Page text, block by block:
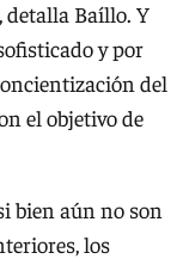
detalla Baíllo. Y
y por
del
el objetivo de
bien aún no son
los